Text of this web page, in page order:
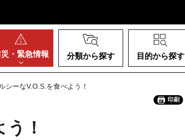
・ 緊急情報 分類から探す 目的から探す
シーなV.O.S.を食べよう！
印刷
！